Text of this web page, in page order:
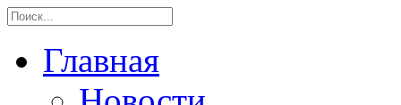
Главная